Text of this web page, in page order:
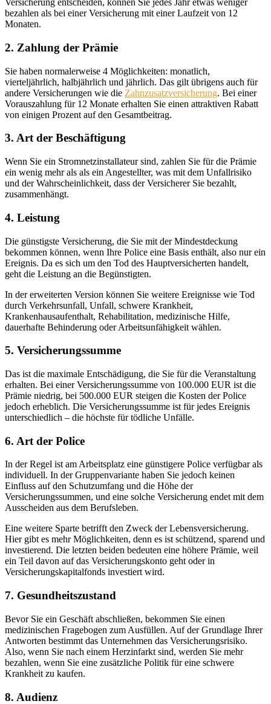
Versicherung entscheiden, können Sie jedes Jahr etwas weniger
bezahlen als bei einer Versicherung mit einer Laufzeit von 12
Monaten.
2. Zahlung der Prämie
Sie haben normalerweise 4 Möglichkeiten: monatlich,
vierteljährlich, halbjährlich und jährlich. Das gilt übrigens auch für
andere Versicherungen wie die Zahnzusatzversicherung. Bei einer
Vorauszahlung für 12 Monate erhalten Sie einen attraktiven Rabatt
von einigen Prozent auf den Gesamtbeitrag.
3. Art der Beschäftigung
Wenn Sie ein Stromnetzinstallateur sind, zahlen Sie für die Prämie
ein wenig mehr als als ein Angestellter, was mit dem Unfallrisiko
und der Wahrscheinlichkeit, dass der Versicherer Sie bezahlt,
zusammenhängt.
4. Leistung
Die günstigste Versicherung, die Sie mit der Mindestdeckung
bekommen können, wenn Ihre Police eine Basis enthält, also nur ein
Ereignis. Da es sich um den Tod des Hauptversicherten handelt,
geht die Leistung an die Begünstigten.
In der erweiterten Version können Sie weitere Ereignisse wie Tod
durch Verkehrsunfall, Unfall, schwere Krankheit,
Krankenhausaufenthalt, Rehabilitation, medizinische Hilfe,
dauerhafte Behinderung oder Arbeitsunfähigkeit wählen.
5. Versicherungssumme
Das ist die maximale Entschädigung, die Sie für die Veranstaltung
erhalten. Bei einer Versicherungssumme von 100.000 EUR ist die
Prämie niedrig, bei 500.000 EUR steigen die Kosten der Police
jedoch erheblich. Die Versicherungssumme ist für jedes Ereignis
unterschiedlich – die höchste für tödliche Unfälle.
6. Art der Police
In der Regel ist am Arbeitsplatz eine günstigere Police verfügbar als
individuell. In der Gruppenvariante haben Sie jedoch keinen
Einfluss auf den Schutzumfang und die Höhe der
Versicherungssummen, und eine solche Versicherung endet mit dem
Ausscheiden aus dem Berufsleben.
Eine weitere Sparte betrifft den Zweck der Lebensversicherung.
Hier gibt es mehr Möglichkeiten, denn es ist schützend, sparend und
investierend. Die letzten beiden bedeuten eine höhere Prämie, weil
ein Teil davon auf das Versicherungskonto geht oder in
Versicherungskapitalfonds investiert wird.
7. Gesundheitszustand
Bevor Sie ein Geschäft abschließen, bekommen Sie einen
medizinischen Fragebogen zum Ausfüllen. Auf der Grundlage Ihrer
Antworten bestimmt das Unternehmen das Versicherungsrisiko.
Also, wenn Sie nach einem Herzinfarkt sind, werden Sie mehr
bezahlen, wenn Sie eine zusätzliche Politik für eine schwere
Krankheit zu kaufen.
8. Audienz